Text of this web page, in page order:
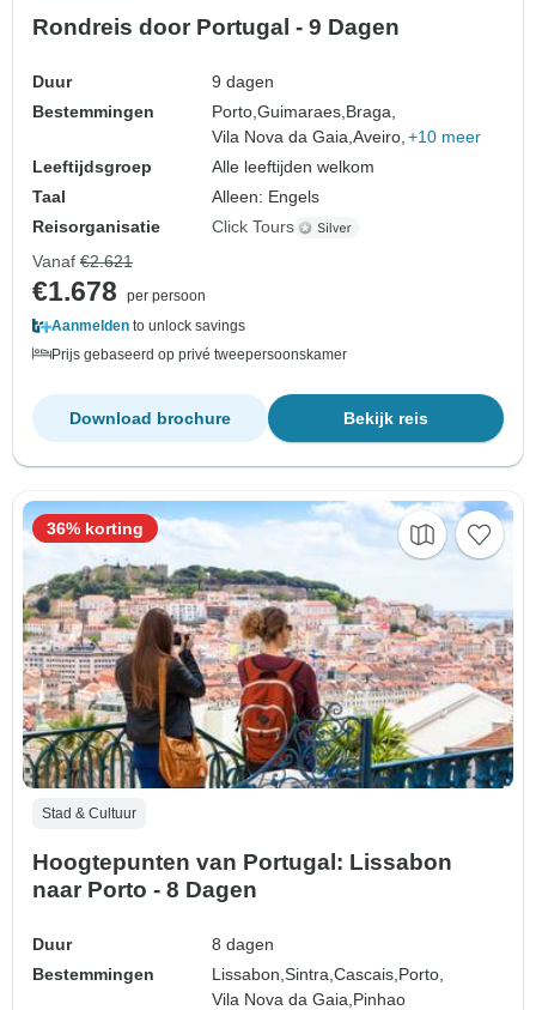
Rondreis door Portugal - 9 Dagen
Duur
9 dagen
Bestemmingen
Porto,Guimaraes,Braga,
Vila Nova da Gaia,Aveiro, +10 meer
Leeftijdsgroep
Alle leeftijden welkom
Taal
Alleen: Engels
Reisorganisatie
Click Tours
Vanaf €2.621
€1.678
per persoon
Aanmelden to unlock savings
Prijs gebaseerd op privé tweepersoonskamer
Bekijk reis
Download brochure
Stad & Cultuur
Hoogtepunten van Portugal: Lissabon
naar Porto - 8 Dagen
Duur
8 dagen
Bestemmingen
Lissabon,Sintra,Cascais, Porto,
Vila Nova da Gaia, Pinhao
36% korting